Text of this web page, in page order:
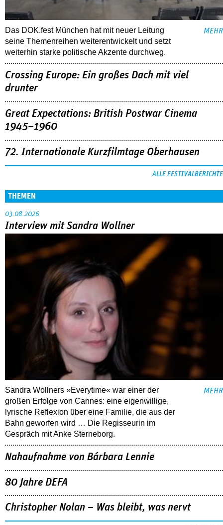
Das DOK.fest München hat mit neuer Leitung
seine Themenreihen weiterentwickelt und setzt
weiterhin starke politische Akzente durchweg.
MEHR
Crossing Europe: Ein großes Dach mit viel
drunter
Great Expectations: British Postwar Cinema
1945–1960
72. Internationale Kurzfilmtage Oberhausen
ALLE FESTIVALBERICHTE
THEMEN
03.08.2026
Interview mit Sandra Wollner
Sandra Wollners »Everytime« war einer der
großen Erfolge von Cannes: eine eigenwillige,
lyrische Reflexion über eine ­Familie, die aus der
Bahn geworfen wird … Die Regisseurin im
Gespräch mit Anke Sterneborg.
MEHR
Nahaufnahme von Bárbara Lennie
80 Jahre DEFA
Christopher Nolan – Was bleibt, was nervt